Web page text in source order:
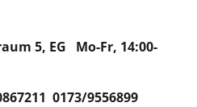
5, EG Mo-Fr, 14:00-
0173/9556899